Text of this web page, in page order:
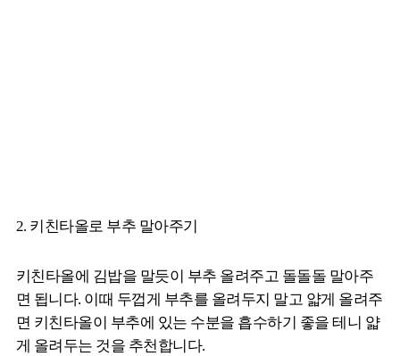
2. 키친타올로 부추 말아주기
키친타올에 김밥을 말듯이 부추 올려주고 돌돌돌 말아주
면 됩니다. 이때 두껍게 부추를 올려두지 말고 얇게 올려주
면 키친타올이 부추에 있는 수분을 흡수하기 좋을 테니 얇
게 올려두는 것을 추천합니다.